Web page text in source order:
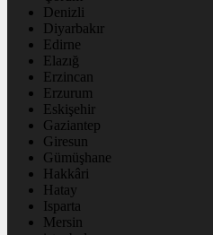
Denizli
Diyarbakır
Edirne
Elazığ
Erzincan
Erzurum
Eskişehir
Gaziantep
Giresun
Gümüşhane
Hakkâri
Hatay
Isparta
Mersin